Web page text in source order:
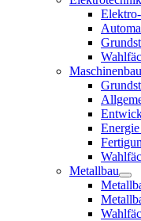
Maschinenbau
Metallbau